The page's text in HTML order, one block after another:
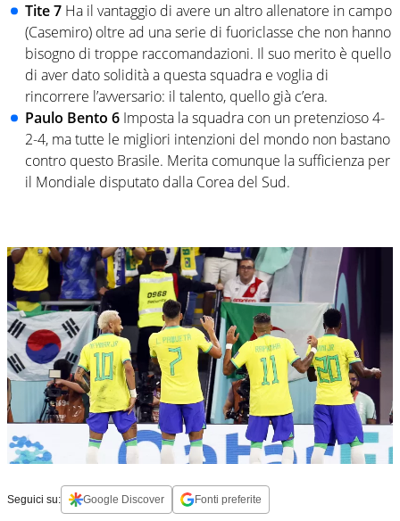
Tite 7 Ha il vantaggio di avere un altro allenatore in campo
(Casemiro) oltre ad una serie di fuoriclasse che non hanno
bisogno di troppe raccomandazioni. Il suo merito è quello
di aver dato solidità a questa squadra e voglia di
rincorrere l’avversario: il talento, quello già c’era.
Paulo Bento 6 Imposta la squadra con un pretenzioso 4-
2-4, ma tutte le migliori intenzioni del mondo non bastano
contro questo Brasile. Merita comunque la sufficienza per
il Mondiale disputato dalla Corea del Sud.
Seguici su: Google Discover Fonti preferite